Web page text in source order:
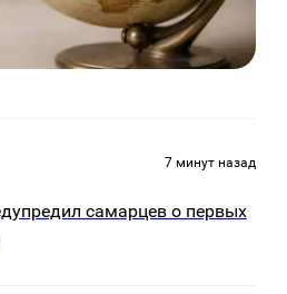
7 минут назад
самарцев о первых